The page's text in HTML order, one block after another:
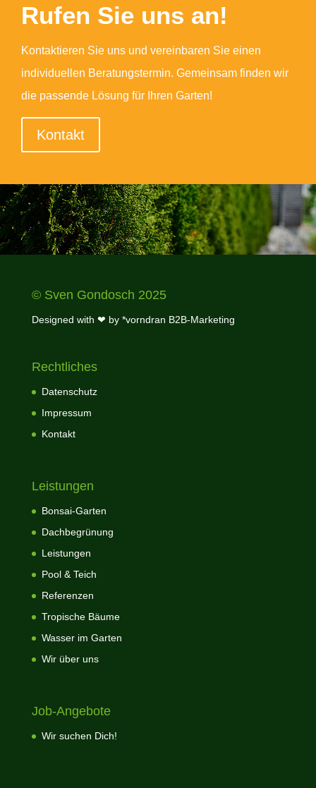
Rufen Sie uns an!
Kontaktieren Sie uns und vereinbaren Sie einen
individuellen Beratungstermin. Gemeinsam finden wir
die passende Lösung für Ihren Garten!
Kontakt
© Sven Gondosch 2025
Designed with ❤ by *vorndran B2B-Marketing
Rechtliches
Datenschutz
Impressum
Kontakt
Leistungen
Bonsai-Garten
Dachbegrünung
Leistungen
Pool & Teich
Referenzen
Tropische Bäume
Wasser im Garten
Wir über uns
Job-Angebote
Wir suchen Dich!